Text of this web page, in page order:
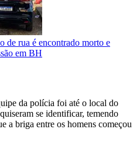
de rua é encontrado morto e
em BH
da polícia foi até o local do
se identificar, temendo
a briga entre os homens começou